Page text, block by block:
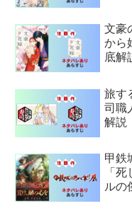
文豪
から
底解
旅す
司職
解説
甲鉄
「
ルの